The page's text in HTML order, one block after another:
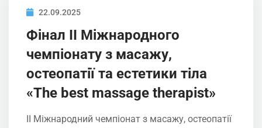
22.09.2025
Фінал ІІ Міжнародного
чемпіонату з масажу,
остеопатії та естетики тіла
«The best massage therapist»
ІІ Міжнародний чемпіонат з масажу, остеопатії